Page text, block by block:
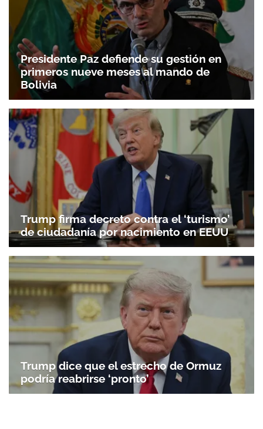
Gracias por suscribirte a nuestro boletín.
Presidente Paz defiende su gestión en
primeros nueve meses al mando de
Bolivia
Trump firma decreto contra el ‘turismo’
de ciudadanía por nacimiento en EEUU
Trump dice que el estrecho de Ormuz
podría reabrirse ‘pronto’